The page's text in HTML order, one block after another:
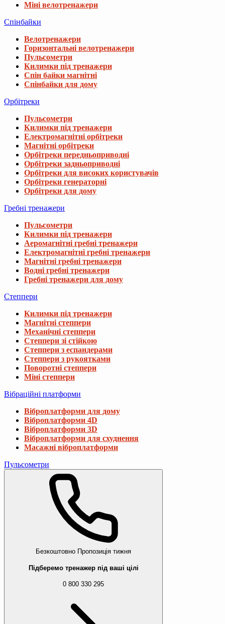
Міні велотренажери
Спінбайки
Велотренажери
Горизонтальні велотренажери
Пульсометри
Килимки під тренажери
Спін байки магнітні
Спінбайки для дому
Орбітреки
Пульсометри
Килимки під тренажери
Електромагнітні орбітреки
Магнітні орбітреки
Орбітреки передньоприводні
Орбітреки задньоприводні
Орбітреки для високих користувачів
Орбітреки генераторні
Орбітреки для дому
Гребні тренажери
Пульсометри
Килимки під тренажери
Аеромагнітні гребні тренажери
Електромагнітні гребні тренажери
Магнітні гребні тренажери
Водні гребні тренажери
Гребні тренажери для дому
Степпери
Килимки під тренажери
Магнітні степпери
Механічні степпери
Степпери зі стійкою
Степпери з еспандерами
Степпери з рукоятками
Поворотні степпери
Міні степпери
Вібраційні платформи
Віброплатформи для дому
Віброплатформи 4D
Віброплатформи 3D
Віброплатформи для схуднення
Масажні віброплатформи
Пульсометри
Безкоштовно Пропозиція тижня
Підберемо тренажер під ваші цілі
0 800 330 295